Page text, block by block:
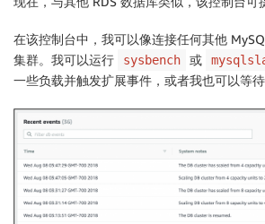
在该控制台中，我可以像连接任何其他
集群。我可以运行
sysbench 或
一些负载并触发扩展事件，或者我也可以等待